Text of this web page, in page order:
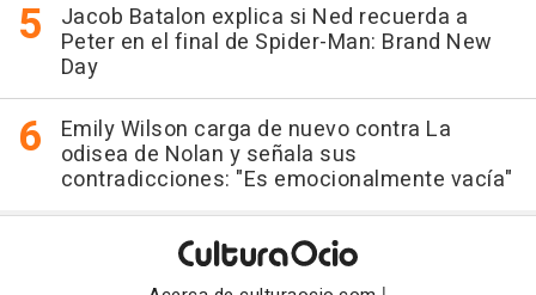
Jacob Batalon explica si Ned recuerda a
Peter en el final de Spider-Man: Brand New
Day
Emily Wilson carga de nuevo contra La
odisea de Nolan y señala sus
contradicciones: "Es emocionalmente vacía"